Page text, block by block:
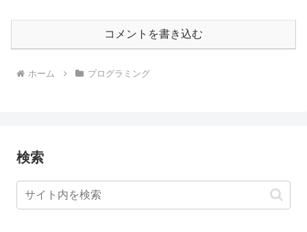
コメントを書き込む
ホーム プログラミング
検索